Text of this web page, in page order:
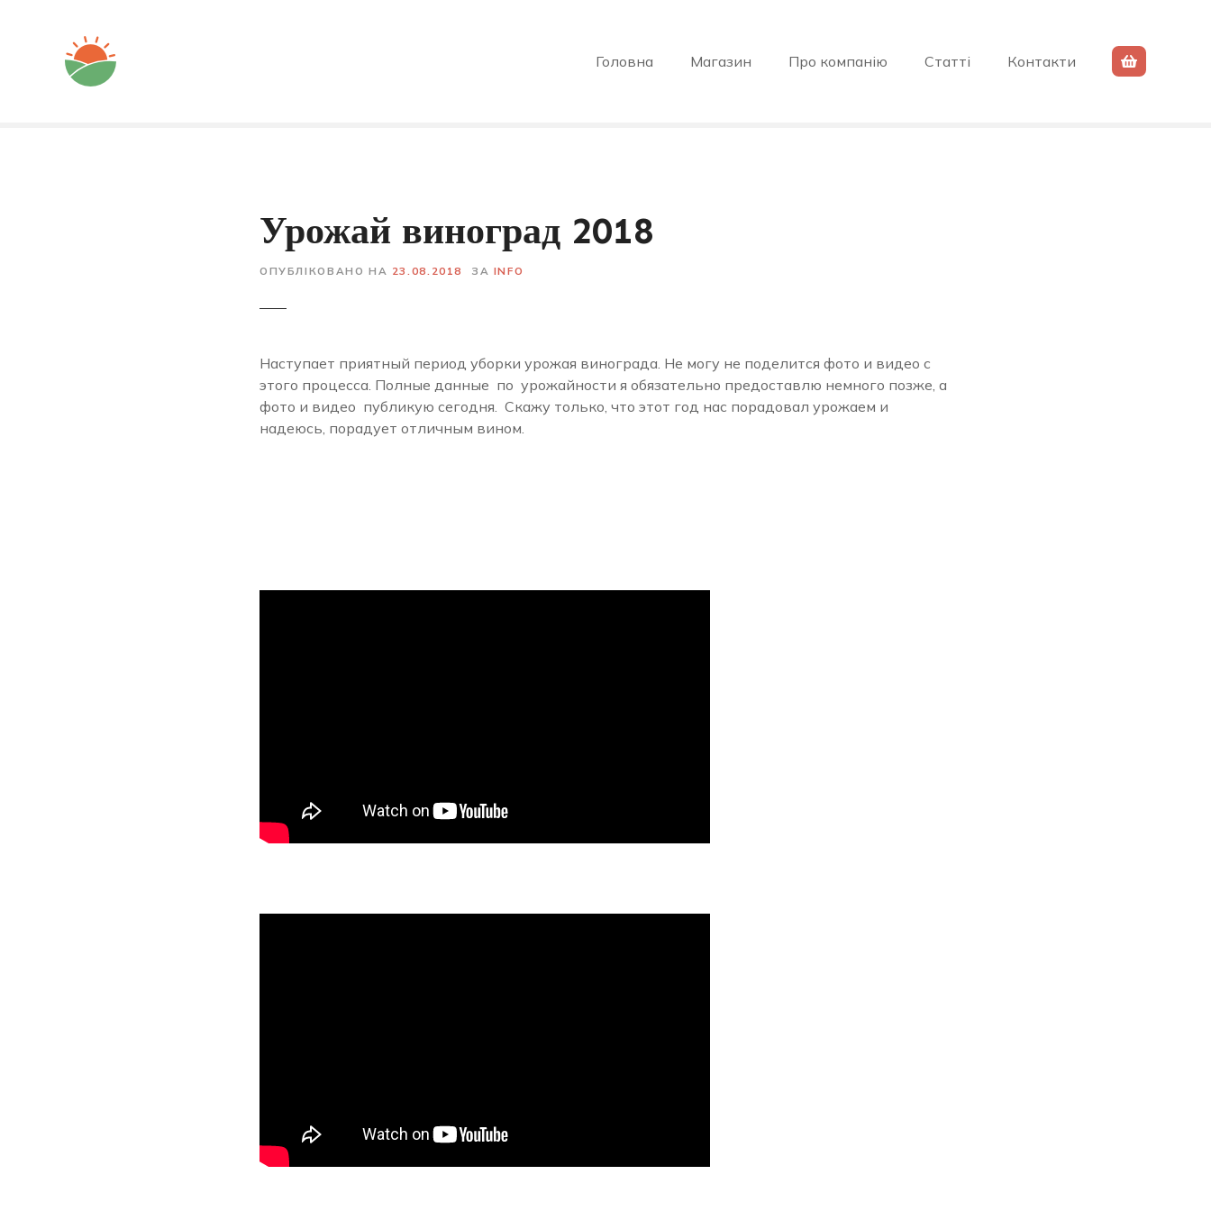
Головна Магазин Про компанію Статті Контакти
Урожай виноград 2018
ОПУБЛІКОВАНО НА 23.08.2018 ЗА INFO
Наступает приятный период уборки урожая винограда. Не могу не поделится фото и видео с
этого процесса. Полные данные по урожайности я обязательно предоставлю немного позже, а
фото и видео публикую сегодня. Скажу только, что этот год нас порадовал урожаем и
надеюсь, порадует отличным вином.